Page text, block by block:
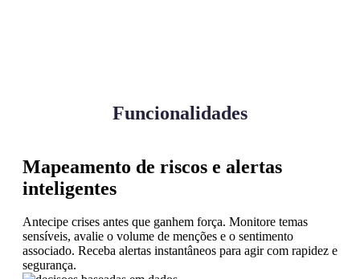
Funcionalidades
Mapeamento de riscos e alertas
inteligentes
Antecipe crises antes que ganhem força. Monitore temas
sensíveis, avalie o volume de menções e o sentimento
associado. Receba alertas instantâneos para agir com rapidez e
segurança.